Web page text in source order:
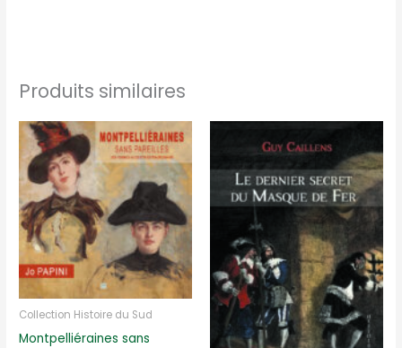
Produits similaires
Collection Histoire du Sud
Montpelliéraines sans